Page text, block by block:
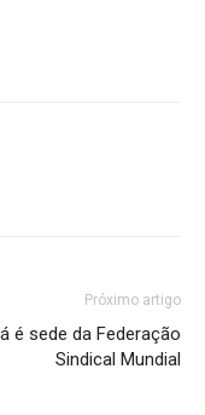
Próximo artigo
é sede da Federação
Sindical Mundial